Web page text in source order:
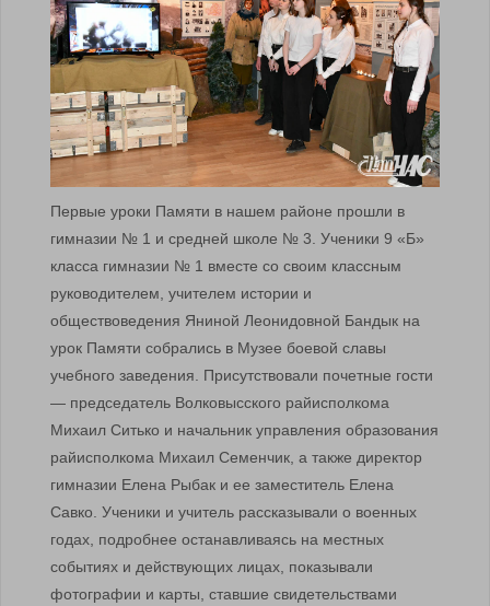
Первые уроки Памяти в нашем районе прошли в
гимназии № 1 и средней школе № 3. Ученики 9 «Б»
класса гимназии № 1 вместе со своим классным
руководителем, учителем истории и
обществоведения Яниной Леонидовной Бандык на
урок Памяти собрались в Музее боевой славы
учебного заведения. Присутствовали почетные гости
— председатель Волковысского райисполкома
Михаил Ситько и начальник управления образования
райисполкома Михаил Семенчик, а также директор
гимназии Елена Рыбак и ее заместитель Елена
Савко. Ученики и учитель рассказывали о военных
годах, подробнее останавливаясь на местных
событиях и действующих лицах, показывали
фотографии и карты, ставшие свидетельствами